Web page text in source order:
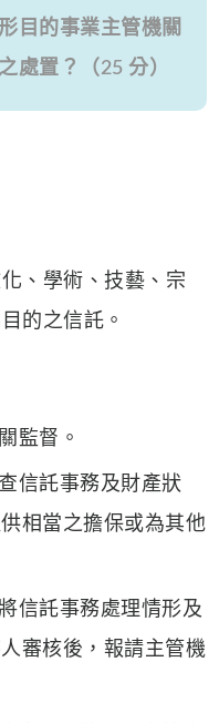
目的事業主管機關
處置？（25 分）
、學術、技藝、宗
的之信託。
監督。
信託事務及財產狀
相當之擔保或為其他
信託事務處理情形及
審核後，報請主管機